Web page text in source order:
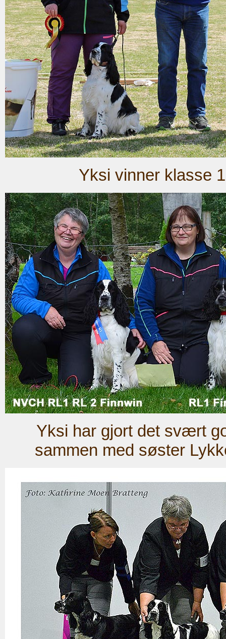
Yksi vinner klasse
Yksi har gjort det svært
sammen med søster